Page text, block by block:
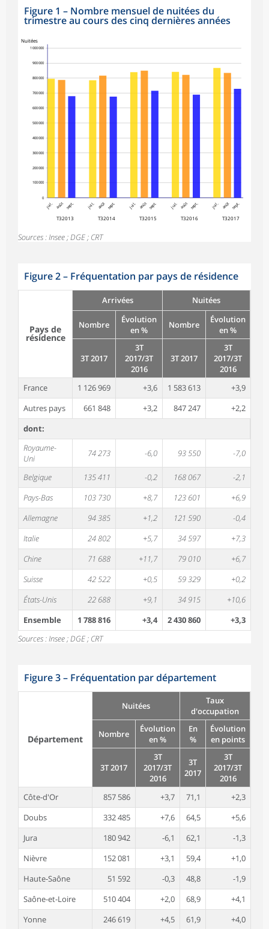
Figure 1 – Nombre mensuel de nuitées du
trimestre au cours des cinq dernières années
0
100 000
200 000
300 000
400 000
500 000
600 000
700 000
800 000
900 000
1 000 000
Nuitées
juil. août sept. juil. août sept. juil. août sept. juil. août sept. juil. août sept.
T32013 T32014 T32015 T32016 T32017
Sources : Insee ; DGE ; CRT
Figure 2– Fréquentation par pays de résidence
Pays de
résidence
Arrivées Nuitées
Nombre
Évolution
en %
Nombre
Évolution
en %
3T 2017
3T
2017/3T
2016
3T 2017
3T
2017/3T
2016
France
1 126 969 +3,6 1 583 613
+3,9
Autres pays
661 848 +3,2 847 247
+2,2
dont:
Royaume-
Uni
74 273 -6,0 93 550 -7,0
Belgique 135 411 -0,2 168 067
-2,1
Pays-Bas
103 730 +8,7 123 601
+6,9
Allemagne
94 385 +1,2 121 590
-0,4
Italie
24 802 +5,7 34 597
+7,3
Chine
71 688 +11,7 79 010
+6,7
Suisse
42 522 +0,5 59 329
+0,2
États-Unis
22 688 +9,1 34 915
+10,6
Ensemble
1 788 816 +3,4 2 430 860
+3,3
Sources : Insee ; DGE ; CRT
Figure 3– Fréquentation par département
Département
Nuitées
Taux
d'occupation
Nombre
Évolution
en %
En
%
Évolution
en points
3T 2017
3T
2017/3T
2016
3T
2017
3T
2017/3T
2016
Côte-d'Or
857 586 +3,7 71,1
+2,3
Doubs
332 485 +7,6 64,5
+5,6
Jura
180 942 -6,1 62,1
-1,3
Nièvre
152 081 +3,1 59,4
+1,0
Haute-Saône
51 592 -0,3 48,8
-1,9
Saône-et-Loire
510 404 +2,0 68,9
+4,1
Yonne
246 619 +4,5 61,9
+4,0